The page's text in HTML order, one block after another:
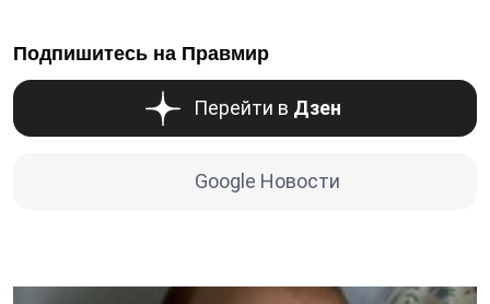
Подпишитесь на Правмир
Перейти в Дзен
Google Новости